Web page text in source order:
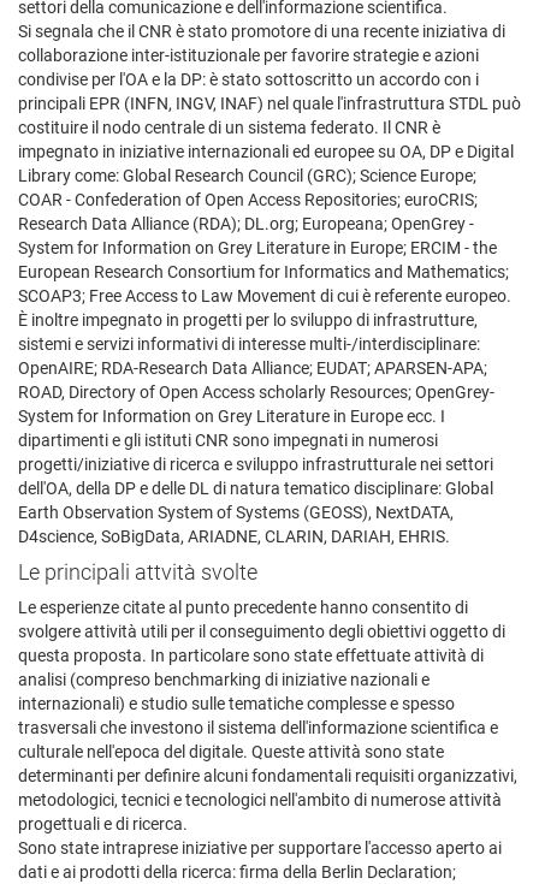
settori della comunicazione e dell'informazione scientifica.
Si segnala che il CNR è stato promotore di una recente iniziativa di
collaborazione inter-istituzionale per favorire strategie e azioni
condivise per l'OA e la DP: è stato sottoscritto un accordo con i
principali EPR (INFN, INGV, INAF) nel quale l'infrastruttura STDL può
costituire il nodo centrale di un sistema federato. Il CNR è
impegnato in iniziative internazionali ed europee su OA, DP e Digital
Library come: Global Research Council (GRC); Science Europe;
COAR - Confederation of Open Access Repositories; euroCRIS;
Research Data Alliance (RDA); DL.org; Europeana; OpenGrey -
System for Information on Grey Literature in Europe; ERCIM - the
European Research Consortium for Informatics and Mathematics;
SCOAP3; Free Access to Law Movement di cui è referente europeo.
È inoltre impegnato in progetti per lo sviluppo di infrastrutture,
sistemi e servizi informativi di interesse multi-/interdisciplinare:
OpenAIRE; RDA-Research Data Alliance; EUDAT; APARSEN-APA;
ROAD, Directory of Open Access scholarly Resources; OpenGrey-
System for Information on Grey Literature in Europe ecc. I
dipartimenti e gli istituti CNR sono impegnati in numerosi
progetti/iniziative di ricerca e sviluppo infrastrutturale nei settori
dell'OA, della DP e delle DL di natura tematico disciplinare: Global
Earth Observation System of Systems (GEOSS), NextDATA,
D4science, SoBigData, ARIADNE, CLARIN, DARIAH, EHRIS.
Le principali attvità svolte
Le esperienze citate al punto precedente hanno consentito di
svolgere attività utili per il conseguimento degli obiettivi oggetto di
questa proposta. In particolare sono state effettuate attività di
analisi (compreso benchmarking di iniziative nazionali e
internazionali) e studio sulle tematiche complesse e spesso
trasversali che investono il sistema dell'informazione scientifica e
culturale nell'epoca del digitale. Queste attività sono state
determinanti per definire alcuni fondamentali requisiti organizzativi,
metodologici, tecnici e tecnologici nell'ambito di numerose attività
progettuali e di ricerca.
Sono state intraprese iniziative per supportare l'accesso aperto ai
dati e ai prodotti della ricerca: firma della Berlin Declaration;